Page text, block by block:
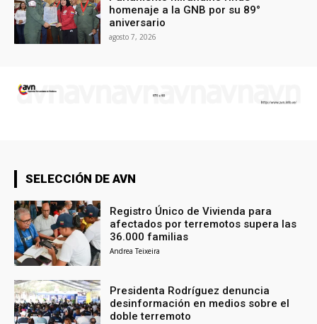
homenaje a la GNB por su 89°
aniversario
agosto 7, 2026
SELECCIÓN DE AVN
Registro Único de Vivienda para
afectados por terremotos supera las
36.000 familias
Andrea Teixeira
Presidenta Rodríguez denuncia
desinformación en medios sobre el
doble terremoto